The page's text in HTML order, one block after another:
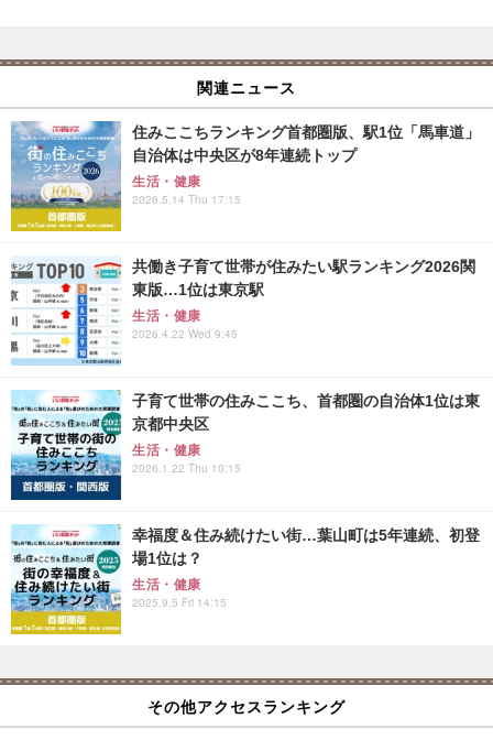
関連ニュース
住みここちランキング首都圏版、駅1位「馬車道」
自治体は中央区が8年連続トップ
生活・健康
2026.5.14 Thu 17:15
共働き子育て世帯が住みたい駅ランキング2026関
東版…1位は東京駅
生活・健康
2026.4.22 Wed 9:45
子育て世帯の住みここち、首都圏の自治体1位は東
京都中央区
生活・健康
2026.1.22 Thu 10:15
幸福度＆住み続けたい街…葉山町は5年連続、初登
場1位は？
生活・健康
2025.9.5 Fri 14:15
その他アクセスランキング